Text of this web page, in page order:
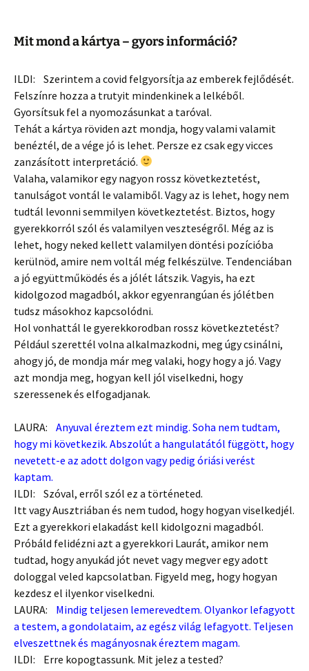
Mit mond a kártya – gyors információ?
ILDI: Szerintem a covid felgyorsítja az emberek fejlődését.
Felszínre hozza a trutyit mindenkinek a lelkéből.
Gyorsítsuk fel a nyomozásunkat a taróval.
Tehát a kártya röviden azt mondja, hogy valami valamit
benéztél, de a vége jó is lehet. Persze ez csak egy vicces
zanzásított interpretáció.
Valaha, valamikor egy nagyon rossz következtetést,
tanulságot vontál le valamiből. Vagy az is lehet, hogy nem
tudtál levonni semmilyen következtetést. Biztos, hogy
gyerekkorról szól és valamilyen veszteségről. Még az is
lehet, hogy neked kellett valamilyen döntési pozícióba
kerülnöd, amire nem voltál még felkészülve. Tendenciában
a jó együttműködés és a jólét látszik. Vagyis, ha ezt
kidolgozod magadból, akkor egyenrangúan és jólétben
tudsz másokhoz kapcsolódni.
Hol vonhattál le gyerekkorodban rossz következtetést?
Például szerettél volna alkalmazkodni, meg úgy csinálni,
ahogy jó, de mondja már meg valaki, hogy hogy a jó. Vagy
azt mondja meg, hogyan kell jól viselkedni, hogy
szeressenek és elfogadjanak.
LAURA: Anyuval éreztem ezt mindig. Soha nem tudtam,
hogy mi következik. Abszolút a hangulatától függött, hogy
nevetett-e az adott dolgon vagy pedig óriási verést
kaptam.
ILDI: Szóval, erről szól ez a történeted.
Itt vagy Ausztriában és nem tudod, hogy hogyan viselkedjél.
Ezt a gyerekkori elakadást kell kidolgozni magadból.
Próbáld felidézni azt a gyerekkori Laurát, amikor nem
tudtad, hogy anyukád jót nevet vagy megver egy adott
dologgal veled kapcsolatban. Figyeld meg, hogy hogyan
kezdesz el ilyenkor viselkedni.
LAURA: Mindig teljesen lemerevedtem. Olyankor lefagyott
a testem, a gondolataim, az egész világ lefagyott. Teljesen
elveszettnek és magányosnak éreztem magam.
ILDI: Erre kopogtassunk. Mit jelez a tested?